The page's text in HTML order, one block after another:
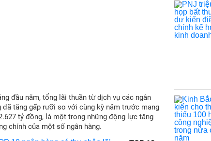
đầu năm, tổng lãi thuần từ dịch vụ các ngân
đã tăng gấp rưỡi so với cùng kỳ năm trước mang
tỷ đồng, là một trong những động lực tăng
chính của một số ngân hàng.